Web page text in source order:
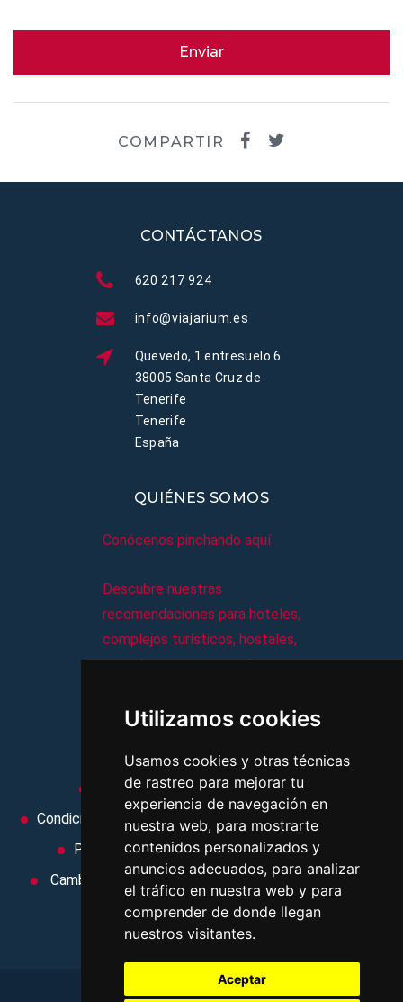
Utilizamos cookies
Usamos cookies y otras técnicas
de rastreo para mejorar tu
experiencia de navegación en
nuestra web, para mostrarte
contenidos personalizados y
anuncios adecuados, para analizar
el tráfico en nuestra web y para
comprender de donde llegan
nuestros visitantes.
Aceptar
Enviar
COMPARTIR
CONTÁCTANOS
620 217 924
info@viajarium.es
Quevedo, 1 entresuelo 6
38005 Santa Cruz de
Tenerife
Tenerife
España
QUIÉNES SOMOS
Conócenos pinchando aquí
Descubre nuestras
recomendaciones para hoteles,
complejos turísticos, hostales,
vacaciones, paquetes de
Aviso legal
Condiciones de uso
Condiciones Generales
Ley de Viajes Combinados
Política de privacidad
Uso de cookies
Cambiar preferencias de cookies
Area privada
Contacto